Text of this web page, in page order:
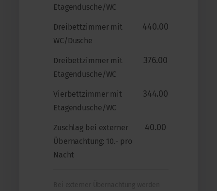
Etagendusche/WC
Dreibettzimmer mit
WC/Dusche
440.00
Dreibettzimmer mit
Etagendusche/WC
376.00
Vierbettzimmer mit
Etagendusche/WC
344.00
Zuschlag bei externer
Übernachtung: 10.- pro
Nacht
40.00